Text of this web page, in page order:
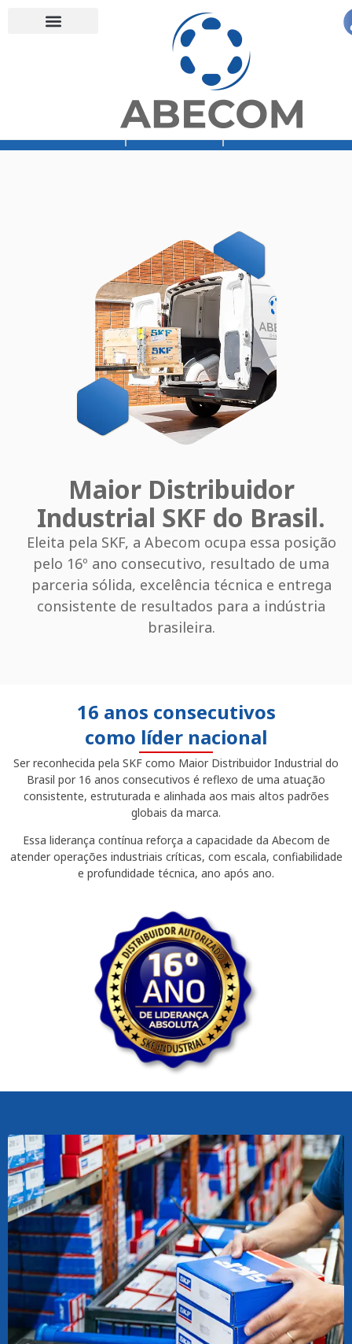
Loja Abecom Rede Vibra
Maior Distribuidor
Industrial SKF do Brasil.
Eleita pela SKF, a Abecom ocupa essa posição
pelo 16º ano consecutivo, resultado de uma
parceria sólida, excelência técnica e entrega
consistente de resultados para a indústria
brasileira.
16 anos consecutivos
como líder nacional
Ser reconhecida pela SKF como Maior Distribuidor Industrial do
Brasil por 16 anos consecutivos é reflexo de uma atuação
consistente, estruturada e alinhada aos mais altos padrões
globais da marca.
Essa liderança contínua reforça a capacidade da Abecom de
atender operações industriais críticas, com escala, confiabilidade
e profundidade técnica, ano após ano.